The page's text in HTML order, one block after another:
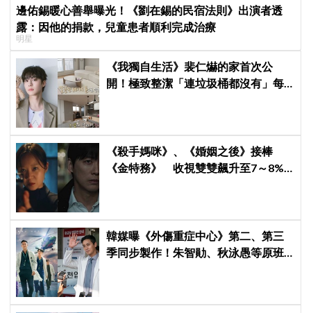
邊佑錫暖心善舉曝光！《劉在錫的民宿法則》出演者透
露：因他的捐款，兒童患者順利完成治療
明星
《我獨自生活》裴仁爀的家首次公
開！極致整潔「連垃圾桶都沒有」每
《殺手媽咪》、《婚姻之後》接棒
《金特務》 收視雙雙飆升至7～8%
韓媒曝《外傷重症中心》第二、第三
季同步製作！朱智勛、秋泳愚等原班